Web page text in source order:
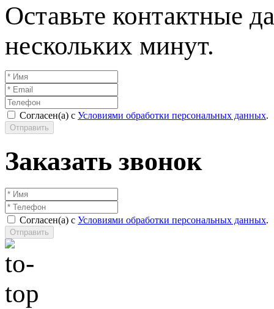
Оставьте контактные
нескольких минут.
Согласен(а) с Условиями обработки персональных данных.
Отправить
Заказать звонок
Согласен(а) с Условиями обработки персональных данных.
Отправить